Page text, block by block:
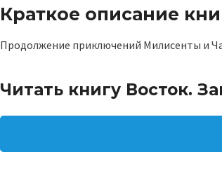
Краткое описание
Продолжение приключений Милисенты и
Читать книгу Восток.